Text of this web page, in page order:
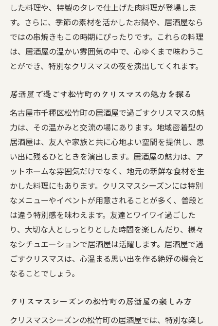
した料理や、特製のタレで仕上げた肉料理が登場しま
す。さらに、季節の素材を活かしたお鍋や、居酒屋なら
ではの串焼きもこの時期にぴったりです。これらの料理
は、居酒屋の温かい雰囲気の中で、心ゆくまで味わうこ
とができ、特別なクリスマスの夜を演出してくれます。
居酒屋で過ごす松竹町のクリスマスの魅力を探る
名古屋市千種区松竹町の居酒屋で過ごすクリスマスの魅
力は、その温かみと交流の場にあります。地域密着型の
居酒屋は、友人や家族と共に心地よい空間を提供し、思
い出に残るひとときを演出します。居酒屋の魅力は、ア
ットホームな雰囲気だけでなく、地元の新鮮な食材を生
かした料理にもあります。クリスマスシーズンには特別
なメニューやイベントが用意されることが多く、普段と
は違う特別感を味わえます。友達とワイワイ過ごした
り、大切な人としっとりとした時間を楽しんだり、様々
なシチュエーションで居酒屋は活躍します。居酒屋で過
ごすクリスマスは、心温まる思い出を作る絶好の機会と
なることでしょう。
クリスマスシーズンの松竹町の居酒屋の楽しみ方
クリスマスシーズンの松竹町の居酒屋では、特別な楽し